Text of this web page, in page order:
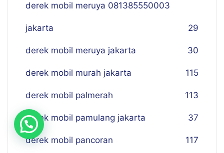
derek mobil meruya 081385550003
jakarta 29
derek mobil meruya jakarta 30
derek mobil murah jakarta 115
derek mobil palmerah 113
derek mobil pamulang jakarta 37
derek mobil pancoran 117